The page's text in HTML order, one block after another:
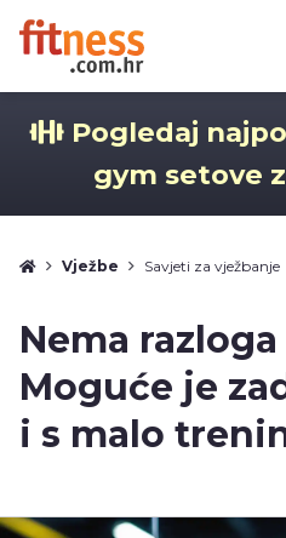
Pogledaj
gym setove
Vježbe Savjeti za vježbanje
Nema
Moguće je
i s malo